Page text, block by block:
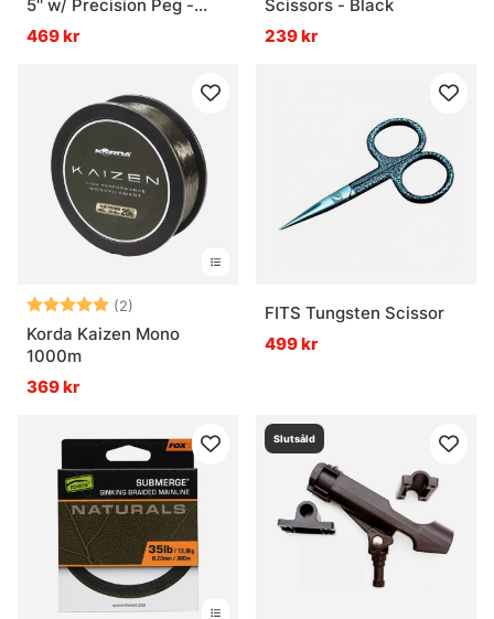
5'' w/ Precision Peg -
Black
469 kr
Scissors - Black
239 kr
Betyg: (2)
5.0 utav 5 stjärnor
Korda Kaizen Mono
1000m
369 kr
FITS Tungsten Scissor
499 kr
Slutsåld